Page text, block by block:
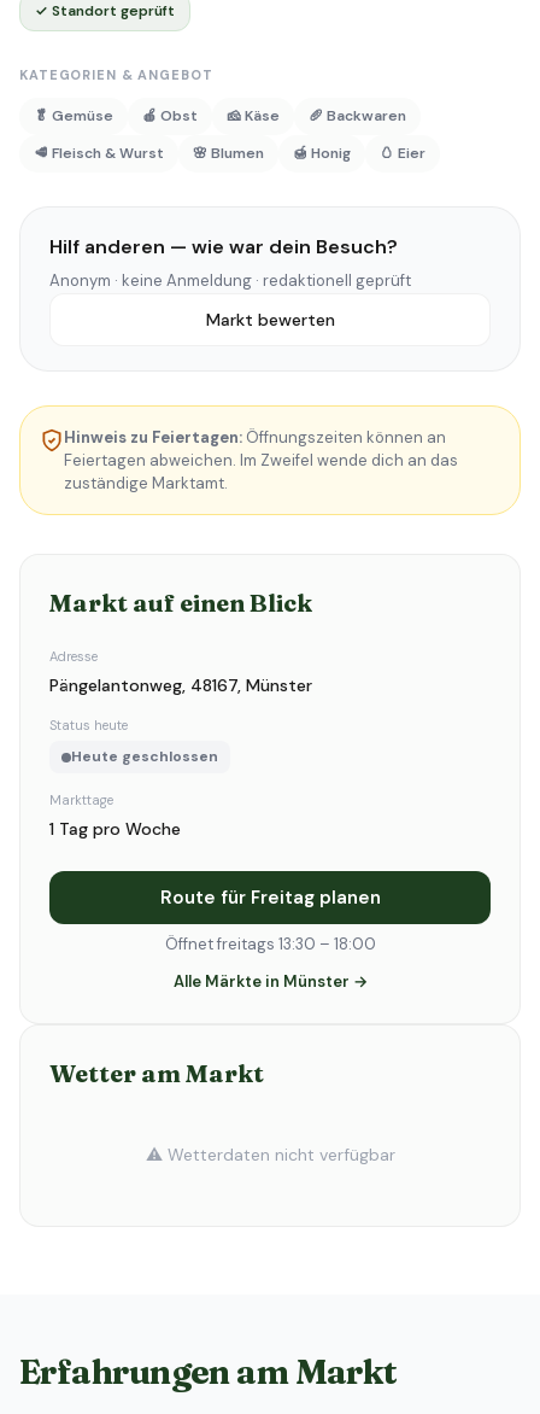
✓ Standort geprüft
KATEGORIEN & ANGEBOT
🥬 Gemüse 🍎 Obst 🧀 Käse
🥖 Backwaren
🥩 Fleisch & Wurst
🌸 Blumen 🍯 Honig 🥚 Eier
Hilf anderen — wie war dein Besuch?
Anonym · keine Anmeldung · redaktionell geprüft
Markt bewerten
Hinweis zu Feiertagen: Öffnungszeiten können an
Feiertagen abweichen. Im Zweifel wende dich an das
zuständige Marktamt.
Markt auf einen Blick
Adresse
Pängelantonweg, 48167, Münster
Status heute
Heute geschlossen
Markttage
1 Tag pro Woche
Route für Freitag planen
Öffnet freitags 13:30 – 18:00
Alle Märkte in Münster →
Wetter am Markt
⚠️ Wetterdaten nicht verfügbar
Erfahrungen am Markt